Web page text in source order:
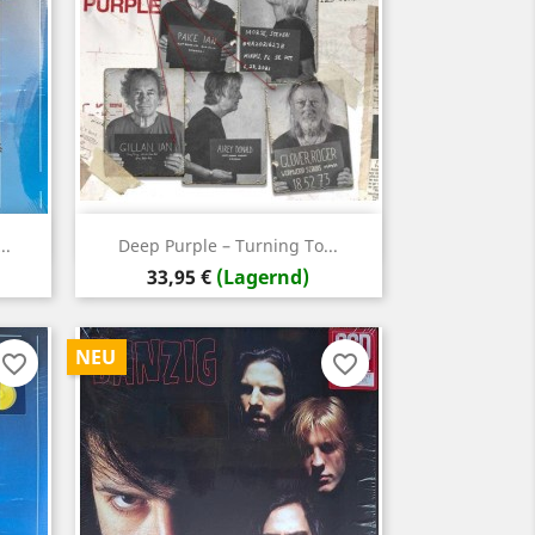
Deep Purple – Turning To...
Preis
33,95 € (Lagernd)
Vorschau
favorite_border NEU favorite_border